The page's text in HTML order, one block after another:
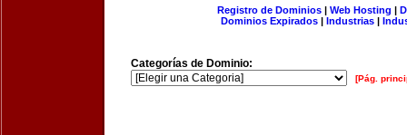
Registro de Dominios| Web Hosting |
Dominios Expirados | Industrias |
Categorías de Dominio:
[Pág.